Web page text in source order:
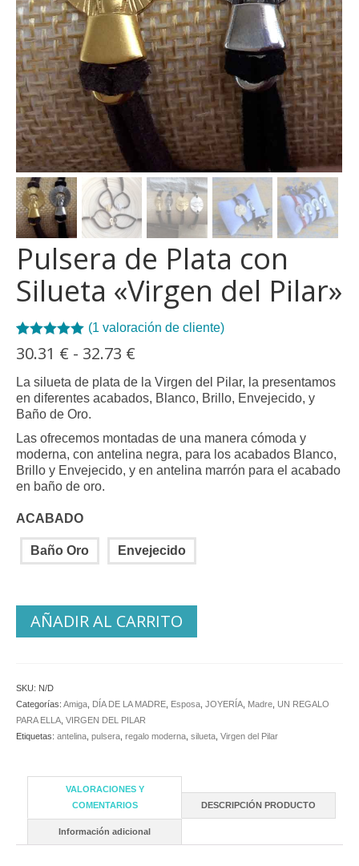
Pulsera de Plata con
Silueta «Virgen del Pilar»
Valorado con
5.00de 5 en
1
valoración de
un cliente
(1 valoración de cliente)
30.31 € - 32.73 €
precios:
desde
hasta
32.73 €
La silueta de plata de la Virgen del Pilar, la presentamos
en diferentes acabados, Blanco, Brillo, Envejecido, y
Baño de Oro.
Las ofrecemos montadas de una manera cómoda y
moderna, con antelina negra, para los acabados Blanco,
Brillo y Envejecido, y en antelina marrón para el acabado
en baño de oro.
ACABADO
Baño Oro Envejecido
AÑADIR AL CARRITO
SKU: N/D
Categorías: Amiga DÍA DE LA MADRE Esposa JOYERÍA Madre UN REGALO
PARA ELLA VIRGEN DEL PILAR
Etiquetas: antelina pulsera regalo moderna silueta Virgen del Pilar
VALORACIONES Y
COMENTARIOS
DESCRIPCIÓN PRODUCTO
Información adicional
se
en
la
de